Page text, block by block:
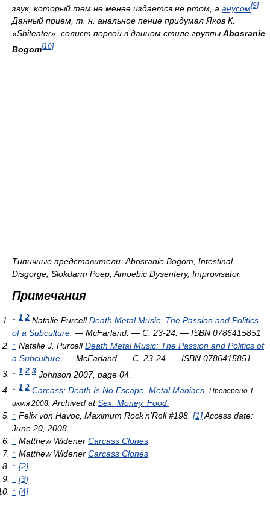
звук, который тем не менее издается не ртом, а анусом[9]
Данный прием, т. н. анальное пение придумал Яков К.
«Shiteater», солист первой в данном стиле группы Abosranie
Bogom[10]
Типичные пpедставители: Abosranie Bogom, Intestinal
Disgorge, Slokdarm Poep, Amoebic Dysentery, Improvisator.
Примечания
↑ 1 2 Natalie Purcell Death Metal Music: The Passion and Politics
of a Subculture . — McFarland. — С. 23-24. — ISBN 0786415851
↑ Natalie J. Purcell Death Metal Music: The Passion and Politics of
a Subculture . — McFarland. — С. 23-24. — ISBN 0786415851
↑ 1 2 3 Johnson 2007, page 04.
↑ 1 2 Carcass: Death Is No Escape Metal Maniacs
Проверено 1
июля 2008. Archived atSex. Money. Food.
↑ Felix von Havoc, Maximum Rock’n'Roll #198. [1]Access date:
June 20, 2008.
↑ Matthew Widener Carcass Clones
↑ Matthew Widener Carcass Clones
↑ [2]
↑ [3]
↑ [4]